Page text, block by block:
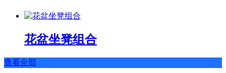
花盆坐凳组合
查看全部